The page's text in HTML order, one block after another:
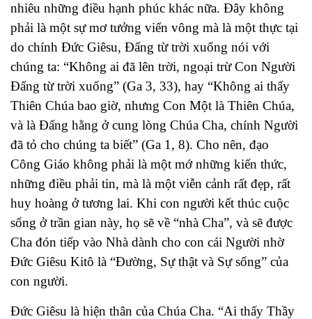
nhiêu những điều hạnh phúc khác nữa. Đây không
phải là một sự mơ tưởng viển vông mà là một thực tại
do chính Đức Giêsu, Đấng từ trời xuống nói với
chúng ta: “Không ai đã lên trời, ngoại trừ Con Người
Đấng từ trời xuống” (Ga 3, 33), hay “Không ai thấy
Thiên Chúa bao giờ, nhưng Con Một là Thiên Chúa,
và là Đấng hằng ở cung lòng Chúa Cha, chính Người
đã tỏ cho chúng ta biết” (Ga 1, 8). Cho nên, đạo
Công Giáo không phải là một mớ những kiến thức,
những điều phải tin, mà là một viễn cảnh rất đẹp, rất
huy hoàng ở tương lai. Khi con người kết thúc cuộc
sống ở trần gian này, họ sẽ về “nhà Cha”, và sẽ được
Cha đón tiếp vào Nhà dành cho con cái Người nhờ
Đức Giêsu Kitô là “Đường, Sự thật và Sự sống” của
con người.
Đức Giêsu là hiện thân của Chúa Cha. “Ai thấy Thầy